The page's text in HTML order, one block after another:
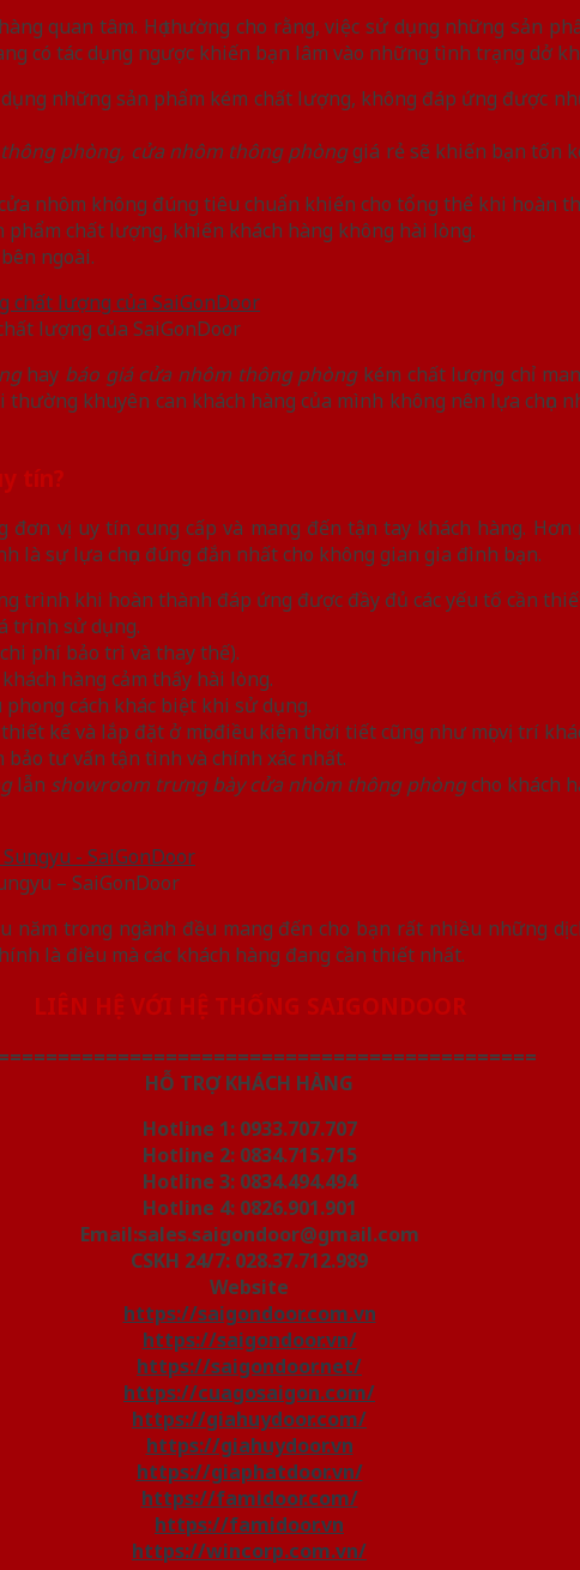
quan tâm. Họ thường cho rằng, việc sử dụng những sản
có tác dụng ngược khiến bạn lâm vào những tình trạng dở
những sản phẩm kém chất lượng, không đáp ứng được
phòng, cửa nhôm thông phònggiá rẻ sẽ khiến bạn tốn
nhôm không đúng tiêu chuẩn khiến cho tổng thể khi hoàn
chất lượng, khiến khách hàng không hài lòng.
ngoài.
lượng của SaiGonDoor
hay báo giá cửa nhôm thông phòngkém chất lượng chỉ
khuyên can khách hàng của mình không nên lựa chọn
tín?
vị uy tín cung cấp và mang đến tận tay khách hàng. Hơn
là sự lựa chọn đúng đắn nhất cho không gian gia đình bạn.
trình khi hoàn thành đáp ứng được đầy đủ các yếu tố cần
trình sử dụng.
phí bảo trì và thay thế).
hàng cảm thấy hài lòng.
cách khác biệt khi sử dụng.
kế và lắp đặt ở mọi điều kiện thời tiết cũng như mọi vị trí
bảo tư vấn tận tình và chính xác nhất.
lẫn showroom trưng bày cửa nhôm thông phòngcho khách
– SaiGonDoor
trong ngành đều mang đến cho bạn rất nhiều những
là điều mà các khách hàng đang cần thiết nhất.
LIÊN HỆ VỚI HỆ THỐNG SAIGONDOOR
HỖ TRỢ KHÁCH HÀNG
Hotline 1: 0933.707.707
Hotline 2: 0834.715.715
Hotline 3: 0834.494.494
Hotline 4: 0826.901.901
Email:sales.saigondoor@gmail.com
CSKH 24/7: 028.37.712.989
Website
https://saigondoor.com.vn
https://saigondoor.vn/
https://saigondoor.net/
https://cuagosaigon.com/
https://giahuydoor.com/
https://giahuydoor.vn
https://giaphatdoor.vn/
https://famidoor.com/
https://famidoor.vn
https://wincorp.com.vn/